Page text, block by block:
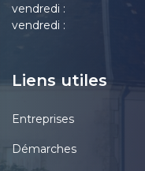
vendredi :
vendredi :
Liens utiles
Entreprises
Démarches